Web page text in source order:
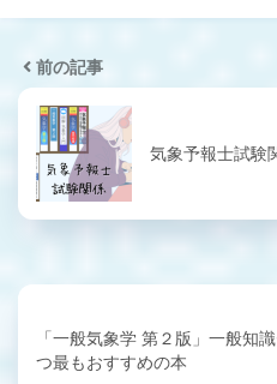
前の記事
気象予報士試験
「一般気象学 第２版」一般知
つ最もおすすめの本